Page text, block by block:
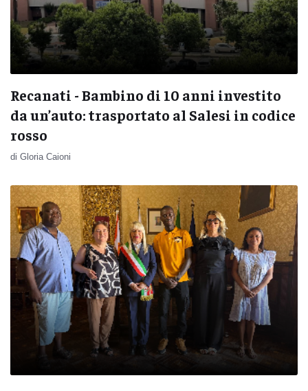
Recanati - Bambino di 10 anni investito
da un’auto: trasportato al Salesi in codice
rosso
di Gloria Caioni